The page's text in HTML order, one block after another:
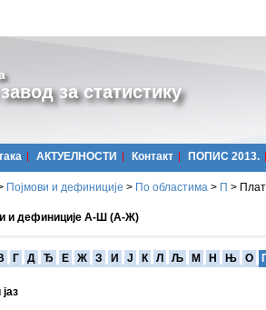
за статистику
АКТУЕЛНОСТИ Контакт ПОПИС 2013.
Појмови и дефиниције > По областима > П >
и дефиниције А-Ш (А-Ж)
Г Д Ђ Е Ж З И Ј К Л Љ М Н Њ О